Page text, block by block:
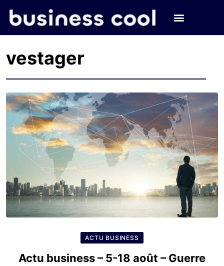
vestager
ACTU BUSINESS
Actu business – 5-18 août – Guerre